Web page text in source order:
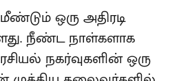
ஒரு அதிரடி
நீண்ட நாள்களாக
நகர்வுகளின் ஒரு